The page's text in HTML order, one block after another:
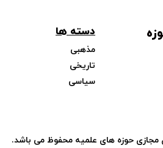
دسته ها
مذهبی
تاریخی
سیاسی
مجازی حوزه های علمیه محفوظ می باشد.